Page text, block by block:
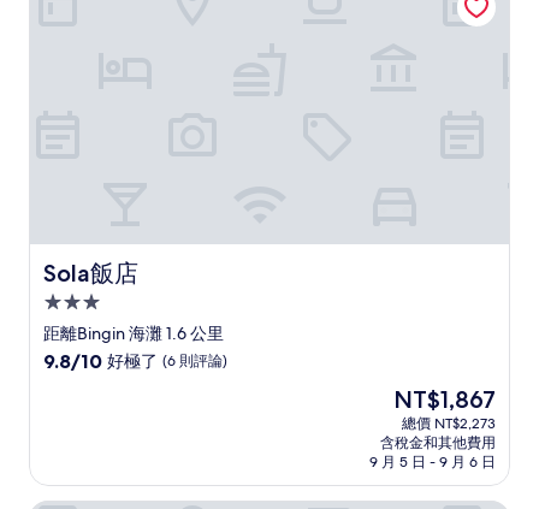
Sola飯店
Sola飯店
3.0
星
級
距離Bingin 海灘 1.6 公里
9.8
好
9.8/10 好極了 (6 則評論)
現
在
價
格
為
NT$1,867
NT$1,867
總價 NT$2,273
含稅金和其他費用
9 月 5 日 - 9 月 6 日